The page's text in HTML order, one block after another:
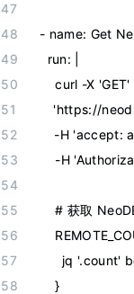
- name: Get
  run
:
curl -X 'GET'
'https://
-H 'accept:
-H
# 获取
jq '.count'
    }